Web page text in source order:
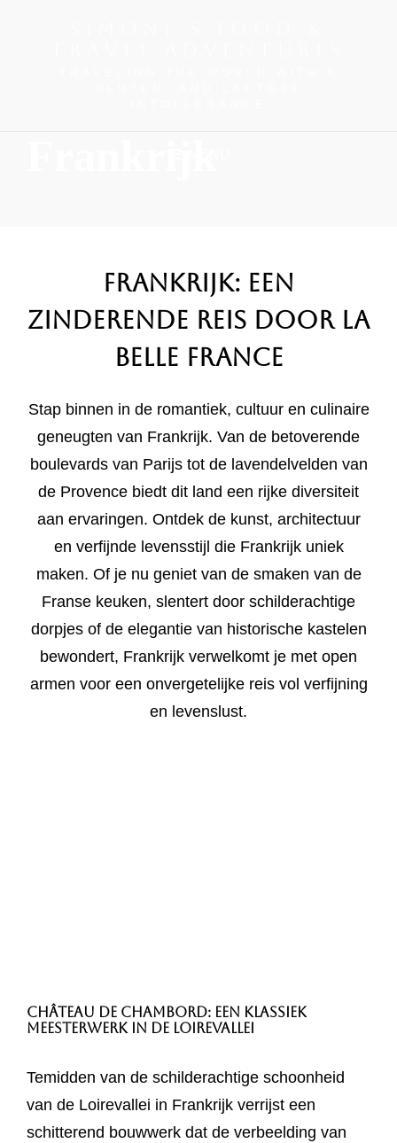
Frankrijk: Een
Zinderende Reis door La
Belle France
Stap binnen in de romantiek, cultuur en culinaire
geneugten van Frankrijk. Van de betoverende
boulevards van Parijs tot de lavendelvelden van
de Provence biedt dit land een rijke diversiteit
aan ervaringen. Ontdek de kunst, architectuur
en verfijnde levensstijl die Frankrijk uniek
maken. Of je nu geniet van de smaken van de
Franse keuken, slentert door schilderachtige
dorpjes of de elegantie van historische kastelen
bewondert, Frankrijk verwelkomt je met open
armen voor een onvergetelijke reis vol verfijning
en levenslust.
Château de Chambord: Een Klassiek
Meesterwerk in de Loirevallei
Temidden van de schilderachtige schoonheid
van de Loirevallei in Frankrijk verrijst een
schitterend bouwwerk dat de verbeelding van